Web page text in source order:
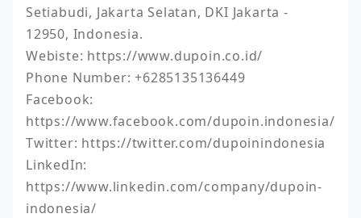
Setiabudi, Jakarta Selatan, DKI Jakarta -
12950, Indonesia.
Webiste: https://www.dupoin.co.id/
Phone Number: +6285135136449
Facebook:
https://www.facebook.com/dupoin.indonesia/
Twitter: https://twitter.com/dupoinindonesia
LinkedIn:
https://www.linkedin.com/company/dupoin-
indonesia/